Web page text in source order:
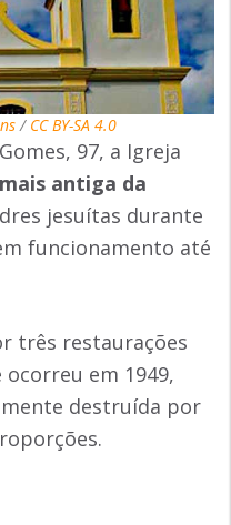
/ CC BY-SA 4.0
97, a Igreja
antiga da
jesuítas durante
funcionamento até
três restaurações
em 1949,
destruída por